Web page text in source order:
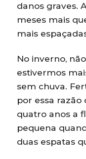
danos graves.
meses mais
mais
No inverno,
estivermos
sem chuva.
por essa
quatro anos a
pequena
duas espatas